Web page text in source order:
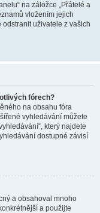
na záložce „Přátelé a
vložením jejich
uživatele z vašich
fórech?
na obsahu fóra
vyhledávání můžete
který najdete
dostupné závisí
a obsahoval mnoho
a použijte